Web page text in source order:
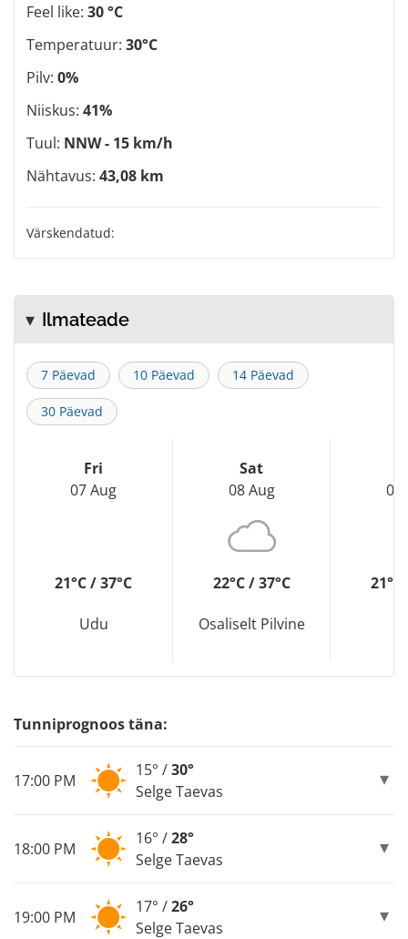
Feel like: 30 °C
Temperatuur: 30°C
Pilv: 0%
Niiskus: 41%
Tuul: NNW - 15 km/h
Nähtavus: 43,08 km
Värskendatud:
Ilmateade
7 Päevad 10 Päevad 14 Päevad
30 Päevad
Fri
07 Aug
21°C / 37°C
Udu
Sat
08 Aug
22°C / 37°C
Osaliselt Pilvine
09
21°C
Tunniprognoos täna:
17:00 PM
15° /30°
Selge Taevas
18:00 PM
16° /28°
Selge Taevas
19:00 PM
17° /26°
Selge Taevas